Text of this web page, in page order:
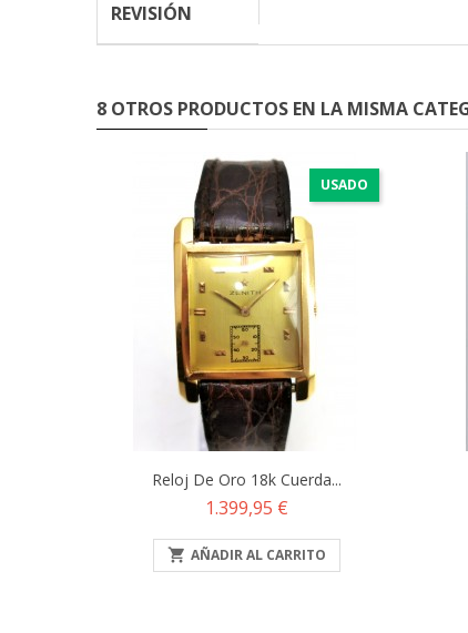
REVISIÓN
8 OTROS PRODUCTOS EN LA MISMA
USADO
Reloj De Oro 18k Cuerda...
Precio
1.399,95 €
 AÑADIR AL CARRITO